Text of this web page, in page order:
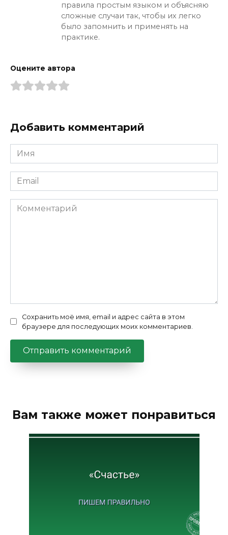
правила простым языком и объясняю
сложные случаи так, чтобы их легко
было запомнить и применять на
практике.
Оцените автора
Добавить комментарий
Имя
*
Email
*
Комментарий
Сохранить моё имя, email и адрес сайта в этом
браузере для последующих моих комментариев.
Вам также может понравиться